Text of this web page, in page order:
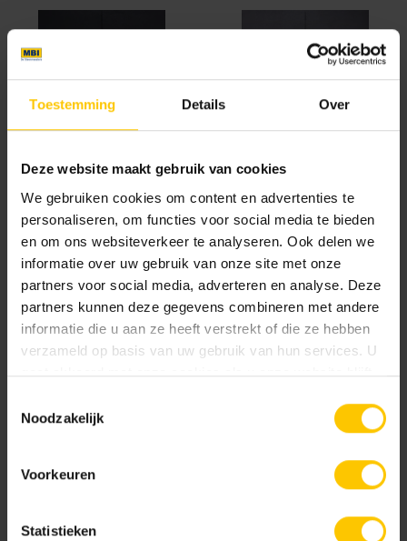
Toestemming Details Over
Deze website maakt gebruik van cookies
We gebruiken cookies om content en advertenties te
personaliseren, om functies voor social media te bieden
en om ons websiteverkeer te analyseren. Ook delen we
informatie over uw gebruik van onze site met onze
partners voor social media, adverteren en analyse. Deze
partners kunnen deze gegevens combineren met andere
informatie die u aan ze heeft verstrekt of die ze hebben
verzameld op basis van uw gebruik van hun services. U
gaat akkoord met onze cookies als u onze website blijft
Noodzakelijk
Voorkeuren
Statistieken
Materra Parma